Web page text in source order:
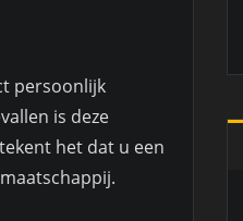
persoonlijk
is deze
het dat u een